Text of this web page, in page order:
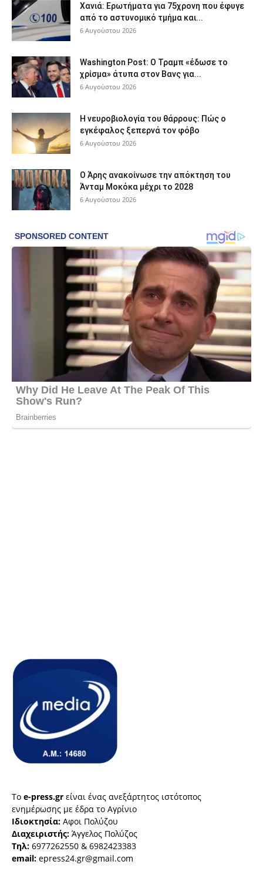
Χανιά: Ερωτήματα για 75χρονη που έφυγε
από το αστυνομικό τμήμα και...
6 Αυγούστου 2026
Washington Post: Ο Τραμπ «έδωσε το
χρίσμα» άτυπα στον Βανς για...
6 Αυγούστου 2026
Η νευροβιολογία του θάρρους: Πώς ο
εγκέφαλος ξεπερνά τον φόβο
6 Αυγούστου 2026
Ο Άρης ανακοίνωσε την απόκτηση του
Άνταμ Μοκόκα μέχρι το 2028
6 Αυγούστου 2026
Το e-press.gr είναι ένας ανεξάρτητος ιστότοπος
ενημέρωσης με έδρα το Αγρίνιο
Ιδιοκτησία: Αφοι Πολύζου
Διαχειριστής: Άγγελος Πολύζος
Τηλ: 6977262550 & 6982423383
email: epress24.gr@gmail.com